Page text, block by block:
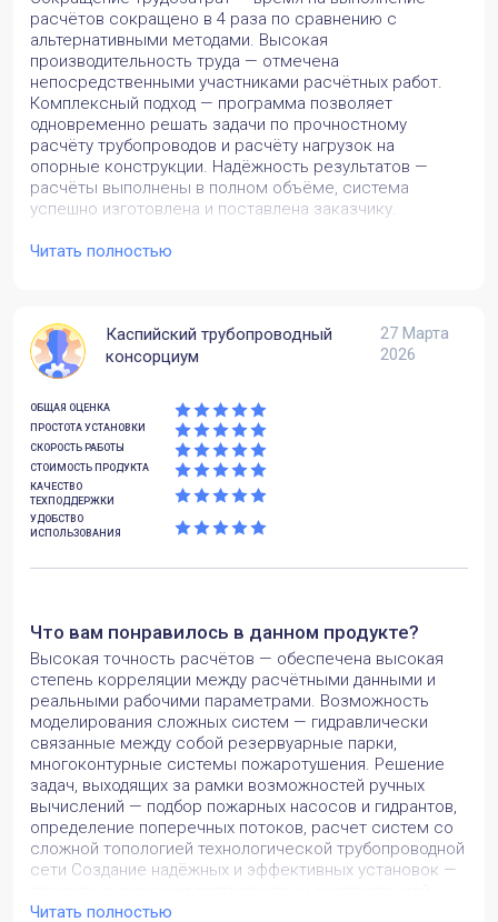
расчётов сокращено в 4 раза по сравнению с
альтернативными методами. Высокая
производительность труда — отмечена
непосредственными участниками расчётных работ.
Комплексный подход — программа позволяет
одновременно решать задачи по прочностному
расчёту трубопроводов и расчёту нагрузок на
опорные конструкции. Надёжность результатов —
расчёты выполнены в полном объёме, система
успешно изготовлена и поставлена заказчику.
Какие задачи вы решили с помощью
эксплуатации. Определение нагрузок, передаваемых
трубопроводом на опоры и металлоконструкции.
Источник: https://www.passuite.com/user-stories/3
Читать полностью
Каспийский трубопроводный
консорциум
27 Марта
2026
ОБЩАЯ ОЦЕНКА
ПРОСТОТА УСТАНОВКИ
СКОРОСТЬ РАБОТЫ
СТОИМОСТЬ ПРОДУКТА
КАЧЕСТВО
ТЕХПОДДЕРЖКИ
УДОБСТВО
ИСПОЛЬЗОВАНИЯ
Что вам понравилось в данном продукте?
Высокая точность расчётов — обеспечена высокая
степень корреляции между расчётными данными и
реальными рабочими параметрами. Возможность
моделирования сложных систем — гидравлически
связанные между собой резервуарные парки,
многоконтурные системы пожаротушения. Решение
задач, выходящих за рамки возможностей ручных
вычислений — подбор пожарных насосов и гидрантов,
определение поперечных потоков, расчет систем со
сложной топологией технологической трубопроводной
сети Создание надёжных и эффективных установок —
Возможность учёта нестандартных сценариев —
Читать полностью